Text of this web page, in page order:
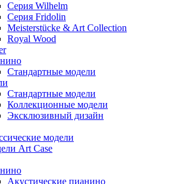
Серия Wilhelm
Серия Fridolin
Meisterstücke & Art Collection
Royal Wood
Стандартные модели
Стандартные модели
Коллекционные модели
Эксклюзивный дизайн
модели
Art Case
Акустические пианино